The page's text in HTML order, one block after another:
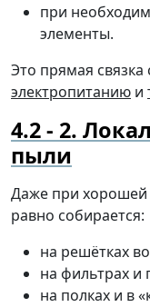
при
элементы.
Это прямая
электропитанию и
2.
пыли
Даже при хорошей
равно собирается:
на решётках
на фильтрах и
на полках и в